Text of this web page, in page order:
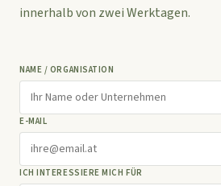
innerhalb von zwei Werktagen.
NAME / ORGANISATION
E-MAIL
ICH INTERESSIERE MICH FÜR